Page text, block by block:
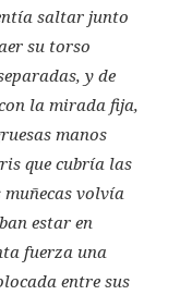
saltar junto
su torso
y de
la mirada fija,
manos
que cubría las
muñecas volvía
estar en
fuerza una
entre sus